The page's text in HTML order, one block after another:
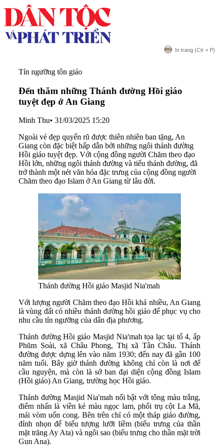
In trang (Ctr + P)
Tín ngưỡng tôn giáo
Đến thăm những Thánh đường Hồi giáo
tuyệt đẹp ở An Giang
Minh Thu• 31/03/2025 15:20
Ngoài vẻ đẹp quyến rũ được thiên nhiên ban tặng, An
Giang còn đặc biệt hấp dẫn bởi những ngôi thánh đường
Hồi giáo tuyệt đẹp. Với cộng đồng người Chăm theo đạo
Hồi lớn, những ngôi thánh đường và tiểu thánh đường, đã
trở thành một nét văn hóa đặc trưng của cộng đồng người
Chăm theo đạo Islam ở An Giang từ lâu đời.
Thánh đường Hồi giáo Masjid Nia'mah
Với lượng người Chăm theo đạo Hồi khá nhiều, An Giang
là vùng đất có nhiều thánh đường hồi giáo để phục vụ cho
nhu cầu tín ngưỡng của dân địa phương.
Thánh đường Hồi giáo Masjid Nia'mah tọa lạc tại tổ 4, ấp
Phũm Soài, xã Châu Phong, Thị xã Tân Châu. Thánh
đường được dựng lên vào năm 1930; đến nay đã gần 100
năm tuổi. Bây giờ thánh đường không chỉ còn là nơi để
cầu nguyện, mà còn là sở ban đại diện cộng đồng Islam
(Hồi giáo) An Giang, trường học Hồi giáo.
Thánh đường Masjid Nia'mah nổi bật với tông màu trắng,
điểm nhấn là viền kẻ màu ngọc lam, phối trụ cột La Mã,
mái vòm uốn cong. Bên trên chỉ có một tháp giáo đường,
đỉnh nhọn để biểu tượng lưỡi liềm (biểu trưng của thần
mặt trăng Ay Ata) và ngôi sao (biểu trưng cho thần mặt trời
Gun Ana).